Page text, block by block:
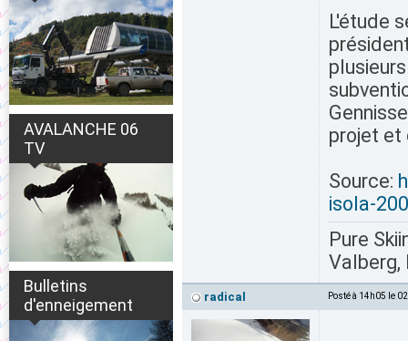
AVALANCHE 06
TV
Bulletins
d'enneigement
L'étude
projet et
Source:
isola-
Pure
Valberg,
radical Posté à 14h05 le